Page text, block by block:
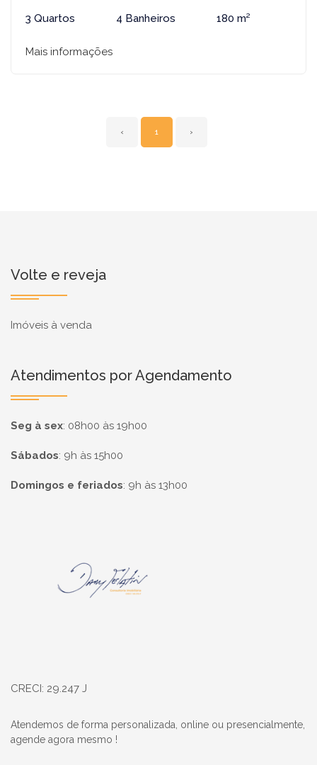
3 Quartos 4 Banheiros 180 m²
Mais informações
‹ 1 ›
Volte e reveja
Imóveis à venda
Atendimentos por Agendamento
Seg à sex: 08h00 às 19h00
Sábados: 9h às 15h00
Domingos e feriados: 9h às 13h00
CRECI: 29.247 J
Atendemos de forma personalizada, online ou presencialmente,
agende agora mesmo !